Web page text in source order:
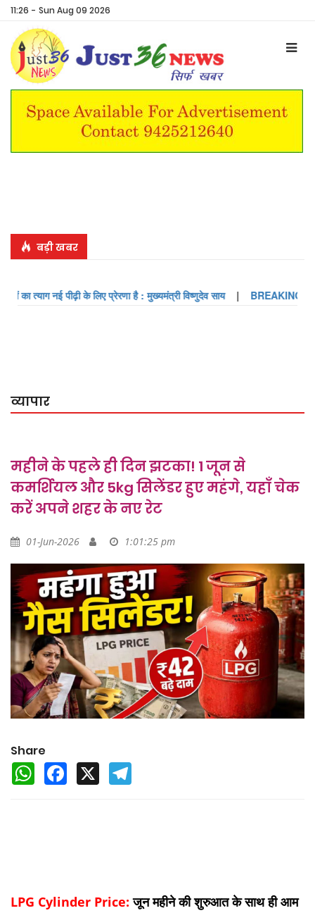
11:26 - Sun Aug 09 2026
Previous Next
बड़ी खबर
त्याग नई पीढ़ी के लिए प्रेरणा है : मुख्यमंत्री विष्णुदेव साय|BREAKING : बंगाल का
व्यापार
महीने के पहले ही दिन झटका! 1 जून से
कमर्शियल और 5kg सिलेंडर हुए महंगे, यहाँ चेक
करें अपने शहर के नए रेट
01-Jun-2026 1:01:25 pm
Share
WhatsAppFacebook
X
LPG Cylinder Price:जून महीने की शुरुआत के साथ ही आम